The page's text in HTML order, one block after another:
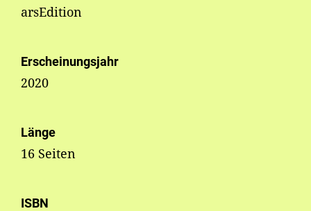
arsEdition
Erscheinungsjahr
2020
Länge
16 Seiten
ISBN